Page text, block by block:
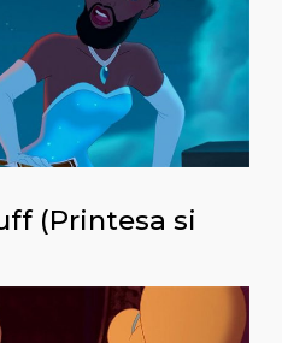
(Printesa si